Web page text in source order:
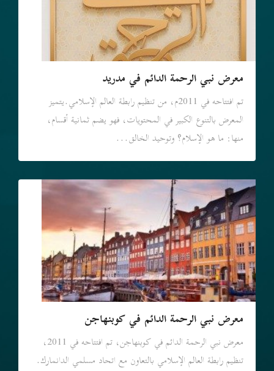
معرض نبي الرحمة الدائم في مدريد
تم افتتاحه في 2011م، من تنظيم رابطة العالم الإسلامي.يتميز
المعرض بالتنوع الكبير في المحتويات، فهو يضم ثمانية أقسام،
منها: ما هو الإسلام؟ وتوحيد الخالق...
معرض نبي الرحمة الدائم في كوبنهاجن
معرض نبي الرحمة الدائم في كوبنهاجن، تم افتتاحه في 2011،
تنظيم رابطة العالم الإسلامي بالتعاون مع اتحاد مسلمي الدانمارك.